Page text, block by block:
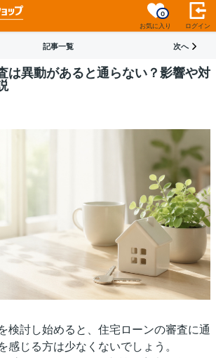
お気に入り
0
ログイン
記事一覧 次へ
は異動があると通らない？影響や対
検討し始めると、住宅ローンの審査に通
感じる方は少なくないでしょう。